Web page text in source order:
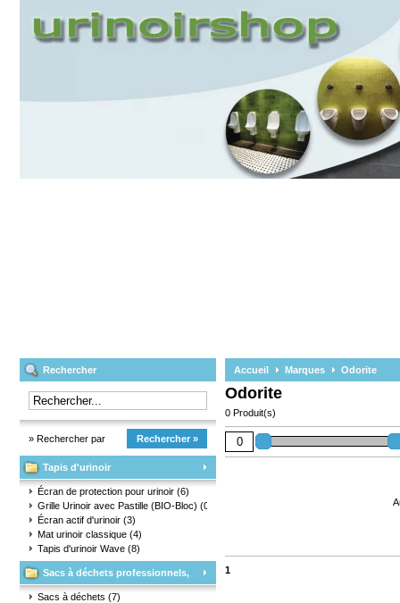
Rechercher
» Rechercher par
marque
Rechercher »
Tapis d'urinoir
Écran de protection pour urinoir (6)
Grille Urinoir avec Pastille (BIO-Bloc) (0)
Écran actif d'urinoir (3)
Mat urinoir classique (4)
Tapis d'urinoir Wave (8)
Sacs à déchets professionnels,
matériaux d'emballage et gants
Sacs à déchets (7)
Accueil Marques Odorite
Odorite
0 Produit(s)
1